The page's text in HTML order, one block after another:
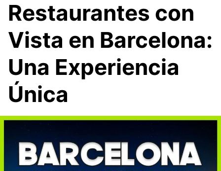
Restaurantes con
Vista en Barcelona:
Una Experiencia
Única